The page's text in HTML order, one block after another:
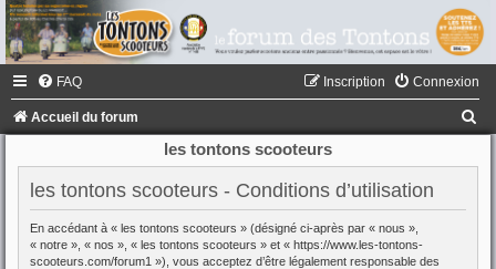
FAQ Connexion
Inscription
Accueil du forum
les tontons scooteurs
les tontons scooteurs - Conditions d’utilisation
En accédant à « les tontons scooteurs » (désigné ci-après par « nous »,
« notre », « nos », « les tontons scooteurs » et « https://www.les-tontons-
scooteurs.com/forum1 »), vous acceptez d’être légalement responsable des